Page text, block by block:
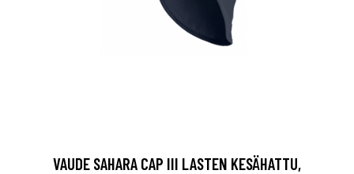
VAUDE SAHARA CAP III LASTEN KESÄHATTU,